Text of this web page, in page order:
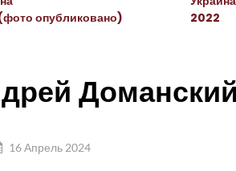
опубликовано)
2022
Доманский
16 Апрель 2024